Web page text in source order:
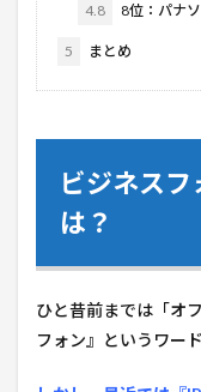
4.8 8位：パナ
5 まとめ
ビジネスフ
は？
ひと昔前までは「オ
フォン』というワー